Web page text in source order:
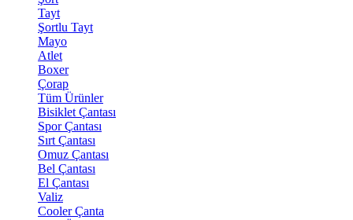
Tayt
Şortlu Tayt
Mayo
Atlet
Boxer
Çorap
Tüm Ürünler
Bisiklet Çantası
Spor Çantası
Sırt Çantası
Omuz Çantası
Bel Çantası
El Çantası
Valiz
Cooler Çanta